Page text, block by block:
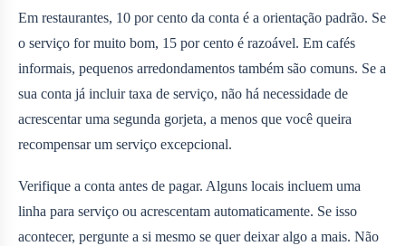
Em restaurantes, 10 por cento da conta é a orientação padrão. Se
o serviço for muito bom, 15 por cento é razoável. Em cafés
informais, pequenos arredondamentos também são comuns. Se a
sua conta já incluir taxa de serviço, não há necessidade de
acrescentar uma segunda gorjeta, a menos que você queira
recompensar um serviço excepcional.
Verifique a conta antes de pagar. Alguns locais incluem uma
linha para serviço ou acrescentam automaticamente. Se isso
acontecer, pergunte a si mesmo se quer deixar algo a mais. Não